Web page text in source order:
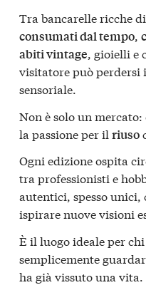
Tra bancarelle ricche di
consumati dal tempo,
abiti vintage, gioielli e
visitatore può perdersi
sensoriale.
Non è solo un mercato:
la passione per il riuso
Ogni edizione ospita
tra professionisti e
autentici, spesso
ispirare nuove visioni
È il luogo ideale per
semplicemente
ha già vissuto una vita.